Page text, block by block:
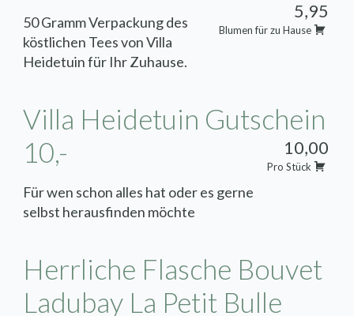
5,95
Blumen für zu Hause
50 Gramm Verpackung des
köstlichen Tees von Villa
Heidetuin für Ihr Zuhause.
Villa Heidetuin Gutschein
10,-
10,00
Pro Stück
Für wen schon alles hat oder es gerne
selbst herausfinden möchte
Herrliche Flasche Bouvet
Ladubay La Petit Bulle
Wir sind im Urlaub
Bestellungen sind für den
Zeitraum vom 27. Juli bis 11.
Wegen der Ferienzeit haben wir
einige geänderte
Tagungsort
Mittwoch, 29. und Donnerstag,